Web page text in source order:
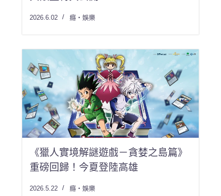
2026.6.02 癮・娛樂
《獵人實境解謎遊戲－貪婪之島篇》
重磅回歸！今夏登陸高雄
2026.5.22 癮・娛樂